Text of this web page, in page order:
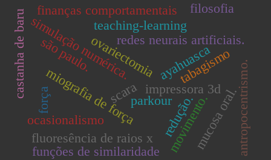
impressora 3d
scara
simulação numérica.
ovariectomia
miografia de força
redes neurais artificiais.
ayahuasca
tabagismo
redução.
ocasionalismo
força movimento.mucosa oral.
teaching-learning
parkour
são paulo.
finanças comportamentais
fluoresência de raios x
funções de similaridade
filosofia
castanha de baru
antropocentrismo.